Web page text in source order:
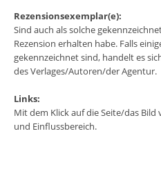
Rezensionsexemplar(e):
Sind auch als solche
Rezension erhalten habe. Falls
gekennzeichnet sind, handelt es
des Verlages/Autoren/der Agentur.
Links:
Mit dem Klick auf die Seite/das
und Einflussbereich.